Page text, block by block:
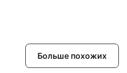
Больше похожих